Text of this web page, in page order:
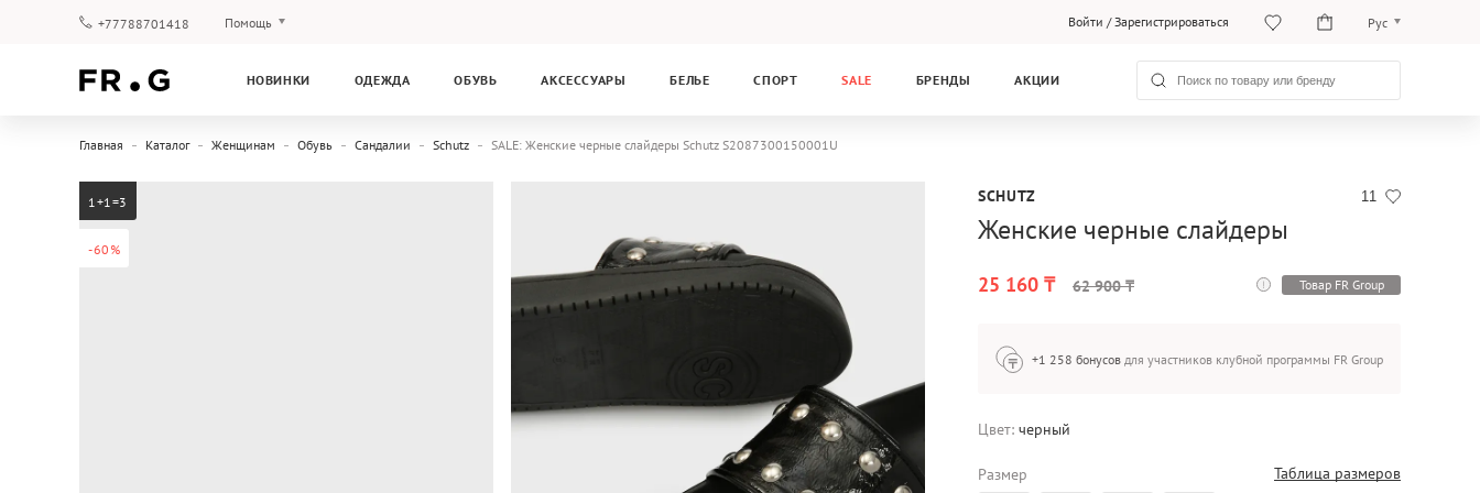
+77788701418 Помощь Войти /Зарегистрироваться Рус
Қаз
НОВИНКИ ОДЕЖДА ОБУВЬ АКСЕССУАРЫ БЕЛЬЕ СПОРТ SALE БРЕНДЫ АКЦИИ
Главная Каталог Женщинам Обувь Сандалии Schutz SALE: Женские черные слайдеры Schutz S2087300150001U
-60%
1+1=3 11
SCHUTZ
Женские черные слайдеры
25 160 ₸ 62 900 ₸ Товар FR Group
+1 258 бонусов для участников клубной программы FR Group
Цвет: черный
Размер Таблица размеров